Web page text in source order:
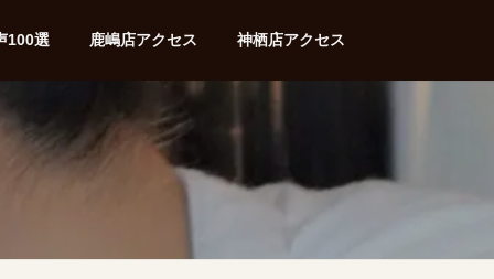
100選 鹿嶋店アクセス 神栖店アクセス